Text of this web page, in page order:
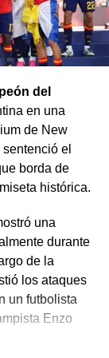
el80% de las
que
por
legislación
prohíbe a los
operando
misericordia»,
costura para
la
del
en una
de New
el
borda de
histórica.
una
durante
de la
los ataques
un futbolista
Enzo